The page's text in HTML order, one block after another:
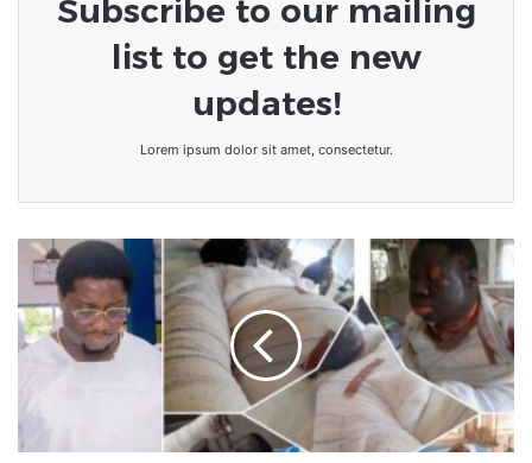
Subscribe to our mailing
list to get the new
updates!
Lorem ipsum dolor sit amet, consectetur.
Nigeria
énigmatique
du
Badru
dans